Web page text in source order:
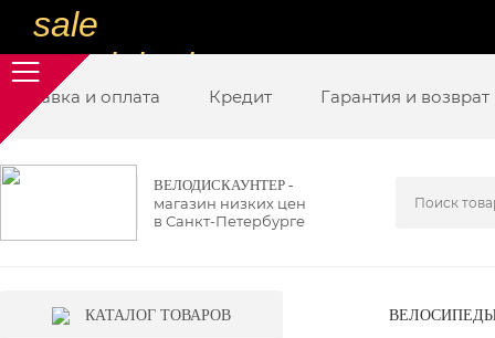
sale
special price
sale
низкие цены
вот дешево
special price
Доставка и оплата Кредит Гарантия и возврат
ВЕЛОДИСКАУНТЕР -
магазин низких цен
в Санкт-Петербурге
КАТАЛОГ ТОВАРОВ